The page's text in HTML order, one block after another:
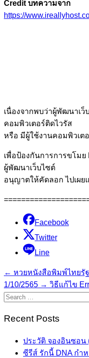
Credit บทความจาก
https://
เนื่องจากพบว่าผู้พัฒนาเ
คอมพิวเตอร์ติดไวรัส
หรือ มีผู้ใช้งานคอมพิวเต
เพื่อป้องกันการการขโมย
ผู้พัฒนาเว็บไซต์
อนุญาตให้คัดลอก ไปเผย
Facebook
Twitter
Line
← หวยหนังสือพิมพ์ไทยรัฐ
1/10/2565 → วิธีแก้ไข
Search
Recent Posts
ประวัติ จองอินซอน
ซีรีส์ รักนี้ DNA กำ